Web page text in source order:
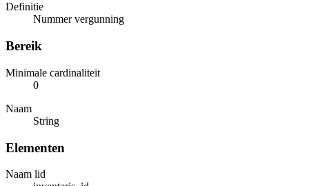
Definitie
Nummer vergunning
Bereik
Minimale cardinaliteit
0
Naam
String
Elementen
Naam lid